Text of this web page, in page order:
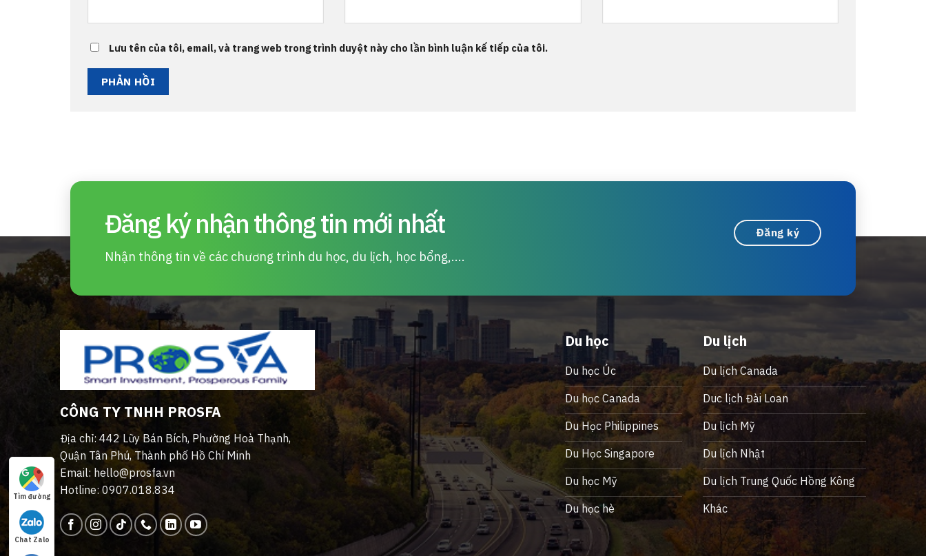
Lưu tên của tôi, email, và trang web trong trình duyệt này cho lần bình luận kế tiếp của tôi.
Đăng ký nhận thông tin mới nhất
Nhận thông tin về các chương trình du học, du lịch, học bổng,....
Đăng ký
CÔNG TY TNHH PROSFA
Địa chỉ: 442 Lũy Bán Bích, Phường Hoà Thạnh,
Quận Tân Phú, Thành phố Hồ Chí Minh
Email: hello@prosfa.vn
Hotline: 0907.018.834
Du học
Du học Úc
Du học Canada
Du Học Philippines
Du Học Singapore
Du học Mỹ
Du học hè
Du lịch
Du lịch Canada
Duc lịch Đài Loan
Du lịch Mỹ
Du lịch Nhật
Du lịch Trung Quốc Hồng Kông
Khác
Tìm đường
Chat Zalo